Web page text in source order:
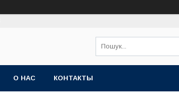
О НАС КОНТАКТЫ